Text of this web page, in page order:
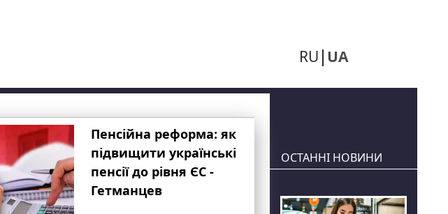
RU UA
Пенсійна реформа: як
підвищити українські
пенсії до рівня ЄС -
Гетманцев
ОСТАННІ НОВИНИ